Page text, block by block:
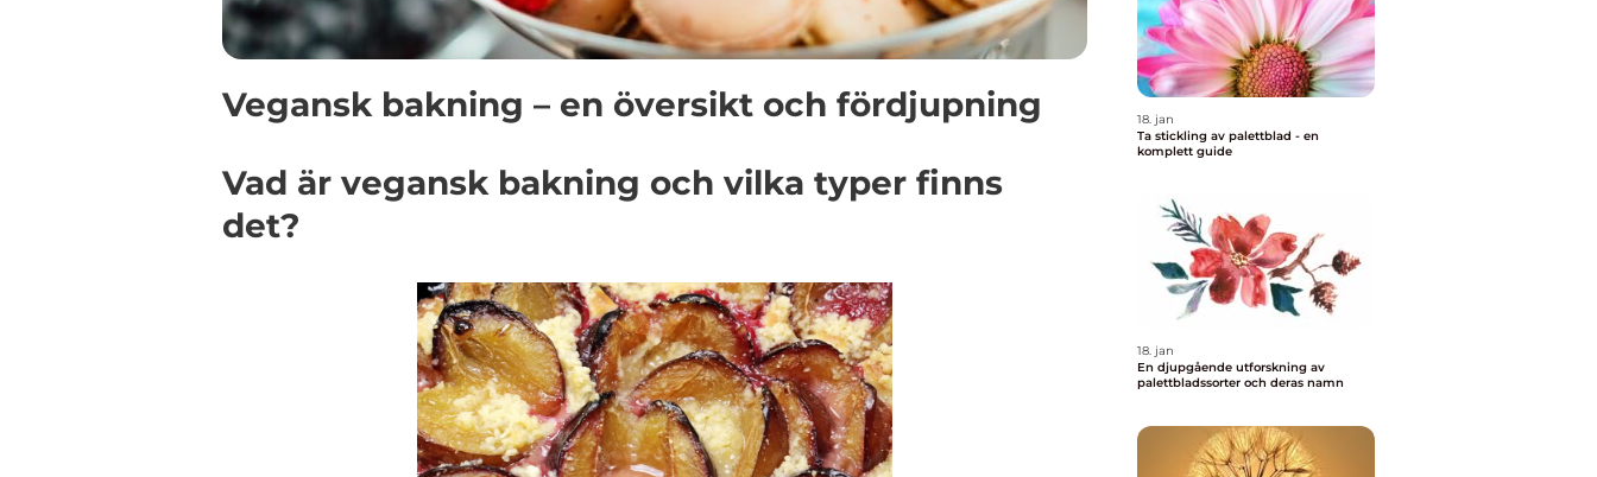
Vegansk bakning – en översikt och fördjupning
Vad är vegansk bakning och vilka typer finns
det?
18. jan
Ta stickling av palettblad - en
komplett guide
18. jan
En djupgående utforskning av
palettbladssorter och deras namn